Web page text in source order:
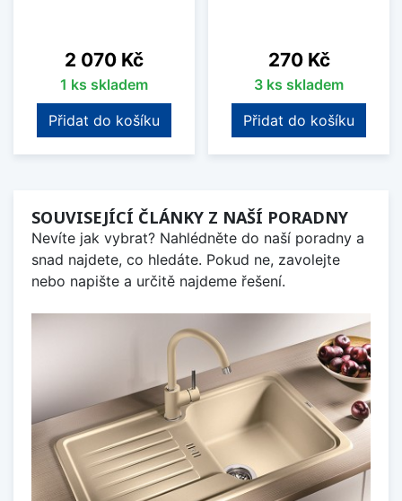
Cena
2 070 Kč
1 ks skladem
Přidat do košíku
Cena
270 Kč
3 ks skladem
Přidat do košíku
SOUVISEJÍCÍ ČLÁNKY Z NAŠÍ PORADNY
Nevíte jak vybrat? Nahlédněte do naší poradny a
snad najdete, co hledáte. Pokud ne, zavolejte
nebo napište a určitě najdeme řešení.